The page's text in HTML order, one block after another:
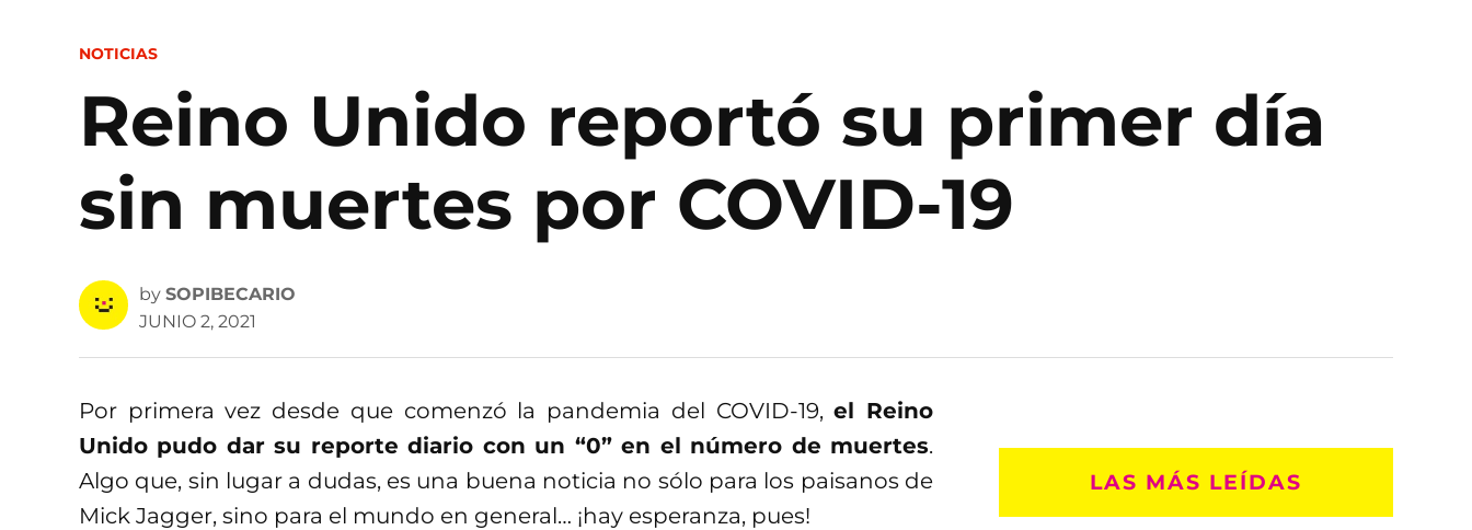
POSTED
NOTICIAS
Reino Unido reportó su primer día
sin muertes por COVID-19
by SOPIBECARIO
JUNIO 2, 2021
Por primera vez desde que comenzó la pandemia del COVID-19,el Reino
Unido pudo dar su reporte diario con un “0” en el número de muertes.
Algo que, sin lugar a dudas, es una buena noticia no sólo para los paisanos de
Mick Jagger, sino para el mundo en general… ¡hay esperanza, pues!
LAS MÁS LEÍDAS